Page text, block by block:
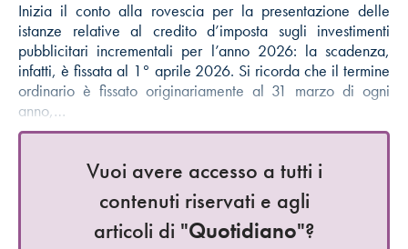
Inizia il conto alla rovescia per la presentazione delle
istanze relative al credito d’imposta sugli investimenti
pubblicitari incrementali per l’anno 2026: la scadenza,
infatti, è fissata al 1° aprile 2026. Si ricorda che il termine
ordinario è fissato originariamente al 31 marzo di ogni
anno,…
Vuoi avere accesso a tutti i
contenuti riservati e agli
articoli di "Quotidiano"?